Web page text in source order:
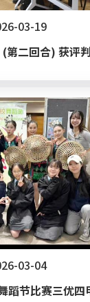
03-19
第二回合) 获评
03-04
蹈节比赛三优四